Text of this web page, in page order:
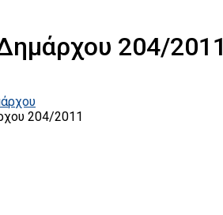
204/2011
204/2011